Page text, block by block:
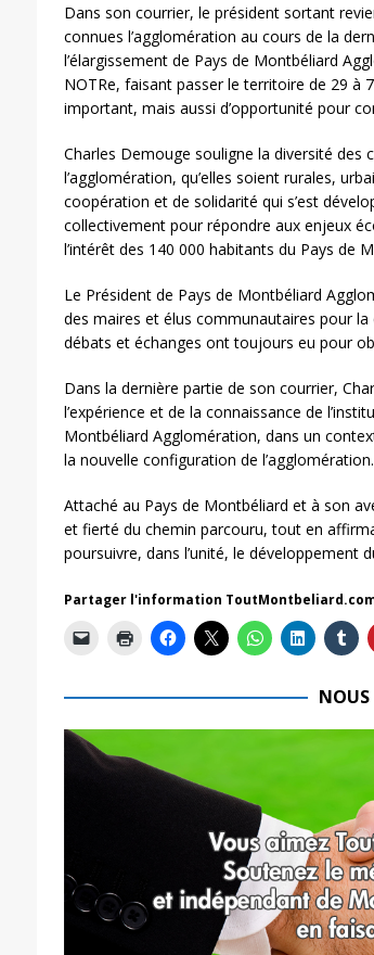
Dans son courrier, le président sortant
connues l’agglomération au cours de la
l’élargissement de Pays de Montbéliard
NOTRe, faisant passer le territoire de 29 à
important, mais aussi d’opportunité pour
Charles Demouge souligne la diversité des
l’agglomération, qu’elles soient rurales,
coopération et de solidarité qui s’est
collectivement pour répondre aux enjeux
l’intérêt des 140 000 habitants du Pays de
Le Président de Pays de Montbéliard
des maires et élus communautaires pour
débats et échanges ont toujours eu pour
Dans la dernière partie de son courrier,
l’expérience et de la connaissance de
Montbéliard Agglomération, dans un
la nouvelle configuration de l’agglomération.
Attaché au Pays de Montbéliard et à son
et fierté du chemin parcouru, tout en
poursuivre, dans l’unité, le développement
Partager l'information
NOUS